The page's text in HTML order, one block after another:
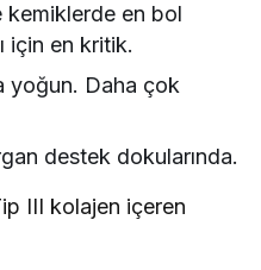
kemiklerde en bol
için en kritik.
yoğun. Daha çok
destek dokularında.
III kolajen içeren